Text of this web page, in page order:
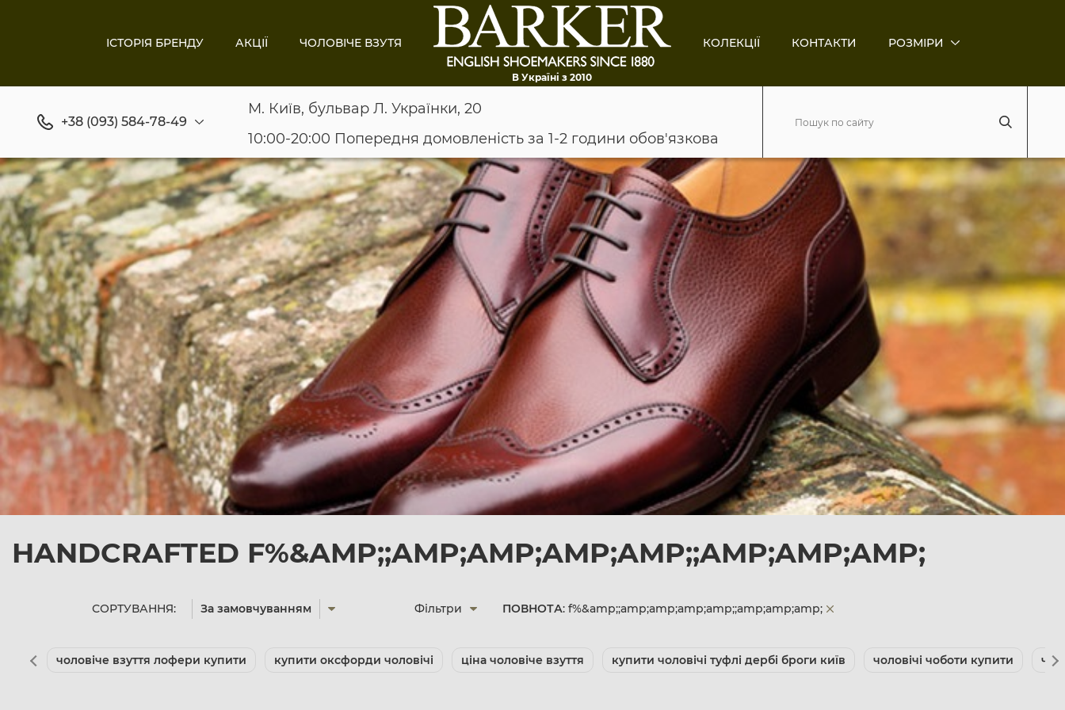
ІСТОРІЯ БРЕНДУ АКЦІЇ ЧОЛОВІЧЕ ВЗУТЯ
В Україні з 2010
КОЛЕКЦІЇ КОНТАКТИ РОЗМІРИ
+38 (093) 584-78-49
М. Київ, бульвар Л. Українки, 20
10:00-20:00 Попередня домовленість за 1-2 години обов'язкова
HANDCRAFTED F%&AMP;;AMP;AMP;AMP;AMP;;AMP;AMP;AMP;
СОРТУВАННЯ: За замовчуванням Фільтри ПОВНОТА: f%&amp;;amp;amp;amp;amp;;amp;amp;amp;
чоловіче взуття лофери купити купити оксфорди чоловічі ціна чоловіче взуття купити чоловічі туфлі дербі броги київ чоловічі чоботи купити